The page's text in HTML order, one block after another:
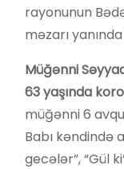
rayonunun
məzarı
Müğənni
63 yaşında
müğənni 6
Babı kəndində
gecələr”, “Gül